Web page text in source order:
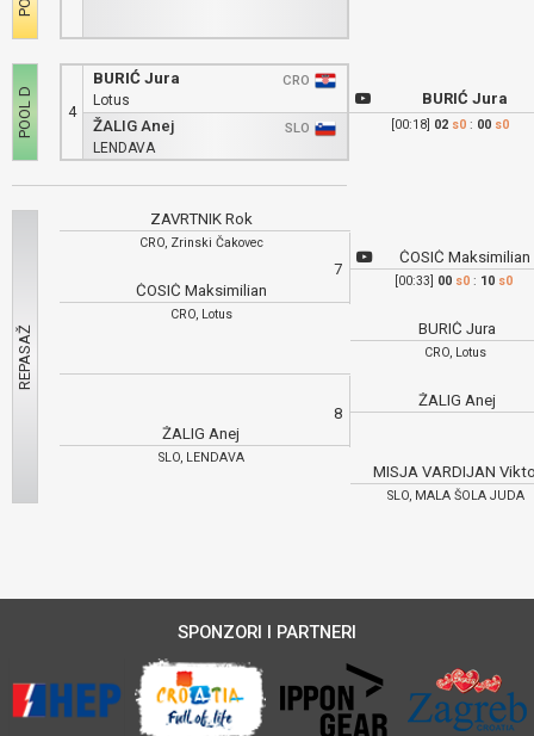
4
BURIĆ Jura
CRO
Lotus
ŽALIG Anej
SLO
LENDAVA
BURIĆ Jura
[00:18] 02 s0: 00 s0
ZAVRTNIK Rok
CRO, Zrinski Čakovec
ĆOSIĆ Maksimilian
CRO, Lotus
ŽALIG Anej
SLO, LENDAVA
7
ĆOSIĆ Maksimilian
[00:33] 00 s0 : 10 s0
BURIĆ Jura
CRO, Lotus
8
ŽALIG Anej
MISJA VARDIJAN
SLO, MALA ŠOLA JUDA
SPONZORI I PARTNERI